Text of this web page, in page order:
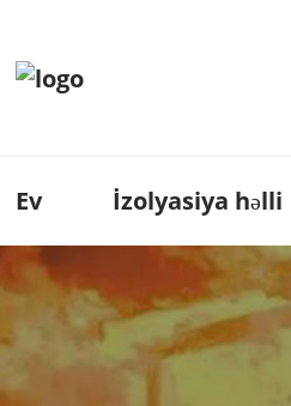
Ev İzolyasiya həlli